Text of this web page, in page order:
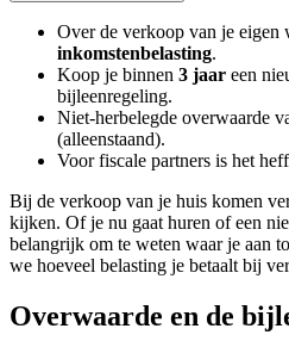
Over de verkoop van je eigen
inkomstenbelasting.
Koop je binnen 3 jaar een
bijleenregeling.
Niet-herbelegde overwaarde
(alleenstaand).
Voor fiscale partners is het
Bij de verkoop van je huis komen
kijken. Of je nu gaat huren of een
belangrijk om te weten waar je aan
we hoeveel belasting je betaalt bij
Overwaarde en de